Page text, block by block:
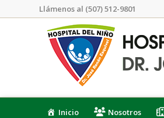
Llámenos al (507) 512-9801
Inicio Nosotros